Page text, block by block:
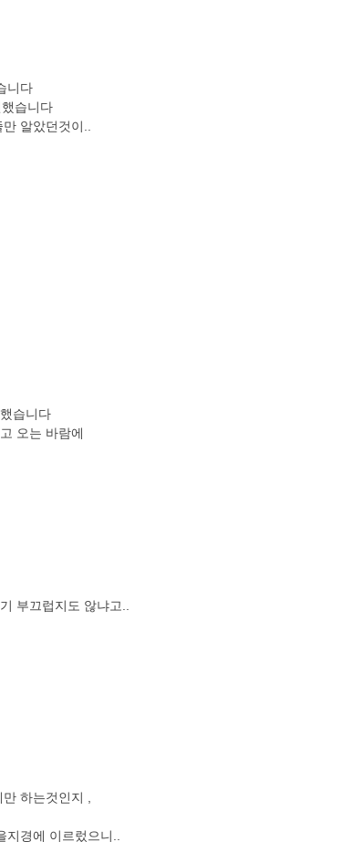
니다
습니다
알았던것이..
습니다
오는 바람에
부끄럽지도 않냐고..
하는것인지 ,
경에 이르렀으니..